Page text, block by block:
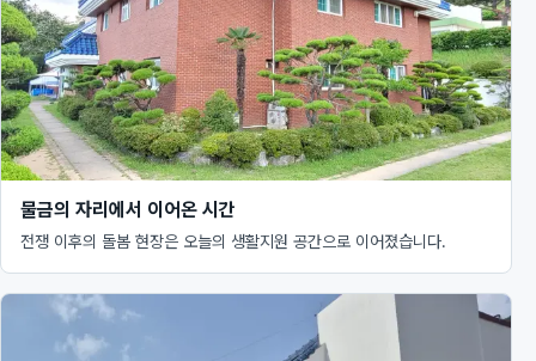
물금의 자리에서 이어온 시간
전쟁 이후의 돌봄 현장은 오늘의 생활지원 공간으로 이어졌습니다.